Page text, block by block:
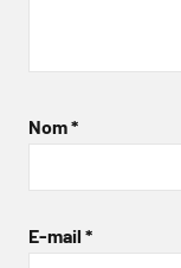
Nom*
E-mail *